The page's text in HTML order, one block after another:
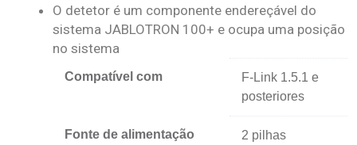
O detetor é um componente endereçável do
sistema JABLOTRON 100+ e ocupa uma posição
no sistema
Compatível com
F-Link 1.5.1 e
posteriores
Fonte de alimentação
2 pilhas